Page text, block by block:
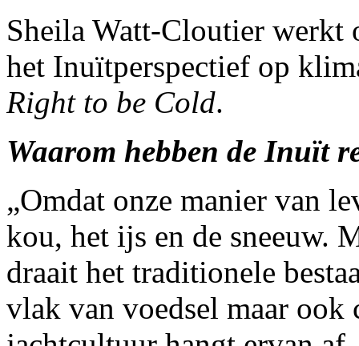
Sheila Watt-Cloutier werkt
het Inuïtperspectief op
Right to be Cold.
Waarom hebben de Inuït
„Omdat onze manier van
kou, het ijs en de sneeuw.
draait het traditionele
vlak van voedsel maar